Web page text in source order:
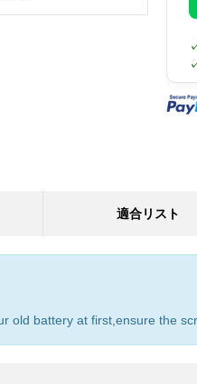
適合リスト
old battery at first,ensure the